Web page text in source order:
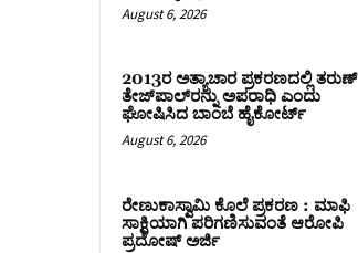
August 6, 2026
2013ರ ಅತ್ಯಾಚಾರ ಪ್ರಕರಣದಲ್ಲಿ ತರುಣ್
ತೇಜ್‌ಪಾಲ್‌ರನ್ನು ಅಪರಾಧಿ ಎಂದು
ಘೋಷಿಸಿದ ಬಾಂಬೆ ಹೈಕೋರ್ಟ್
August 6, 2026
ರೇಣುಕಾಸ್ವಾಮಿ ಕೊಲೆ ಪ್ರಕರಣ : ಮಾಫಿ
ಸಾಕ್ಷಿಯಾಗಿ ಪರಿಗಣಿಸುವಂತೆ ಆರೋಪಿ
ಪ್ರದೋಷ್‌ ಅರ್ಜಿ